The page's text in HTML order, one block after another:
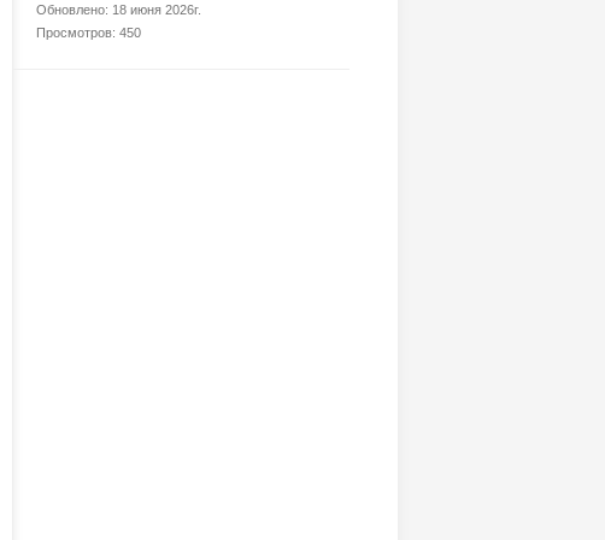
Обновлено: 18 июня 2026г.
Просмотров: 450